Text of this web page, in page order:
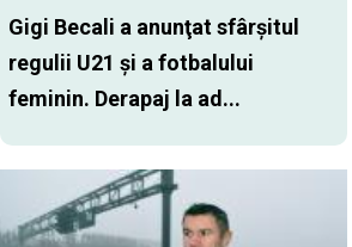
Gigi Becali a anunţat sfârşitul
regulii U21 şi a fotbalului
feminin. Derapaj la ad...